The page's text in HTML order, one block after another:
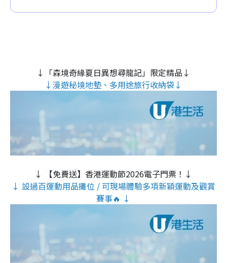
↓「森境奇緣夏日異想尋龍記」限定精品↓
↓漫遊秘境地墊、多用途旅行收納袋↓
↓ 【免費送】香港運動節2026電子門票！↓
↓ 設過百運動用品攤位 / 可現場體驗多項新穎運動及觀賞
賽事🔥 ↓